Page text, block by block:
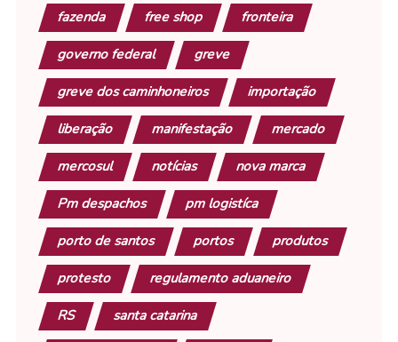
fazenda free shop fronteira
governo federal greve
greve dos caminhoneiros importação
liberação manifestação mercado
mercosul notícias nova marca
Pm despachos pm logistíca
porto de santos portos produtos
protesto regulamento aduaneiro
RS santa catarina